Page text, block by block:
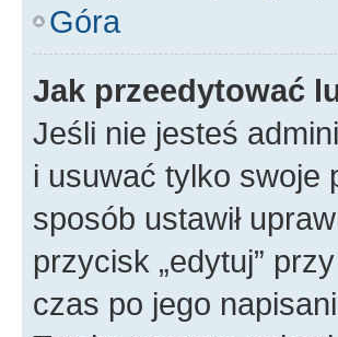
Góra
Jak przeedytować
Jeśli nie jesteś
i usuwać tylko swoje
sposób ustawił
przycisk „edytuj”
czas po jego